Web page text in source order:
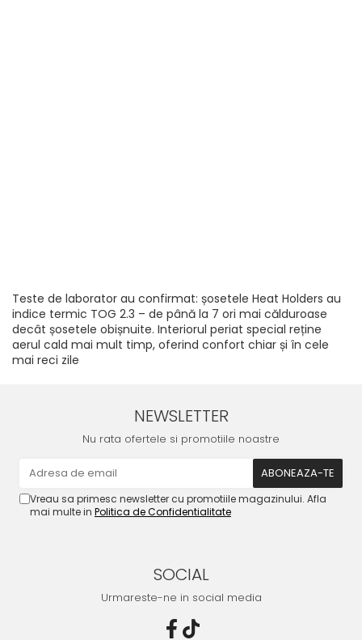
Teste de laborator au confirmat: șosetele Heat Holders au
indice termic TOG 2.3 – de până la 7 ori mai călduroase
decât șosetele obișnuite. Interiorul periat special reține
aerul cald mai mult timp, oferind confort chiar și în cele
mai reci zile
NEWSLETTER
Nu rata ofertele si promotiile noastre
Vreau sa primesc newsletter cu promotiile magazinului. Afla
mai multe in Politica de Confidentialitate
SOCIAL
Urmareste-ne in social media